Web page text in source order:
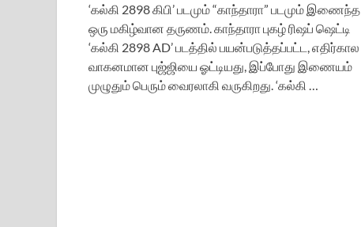
‘கல்கி 2898 கிபி’ படமும் “காந்தாரா” படமும் இணைந்த
ஒரு மகிழ்வான தருணம். காந்தாரா புகழ் ரிஷப் ஷெட்டி
‘கல்கி 2898 AD’ படத்தில் பயன்படுத்தப்பட்ட, எதிர்கால
வாகனமான புஜ்ஜியை ஓட்டியது, இப்போது இணையம்
முழுதும் பெரும் வைரலாகி வருகிறது. ‘கல்கி …